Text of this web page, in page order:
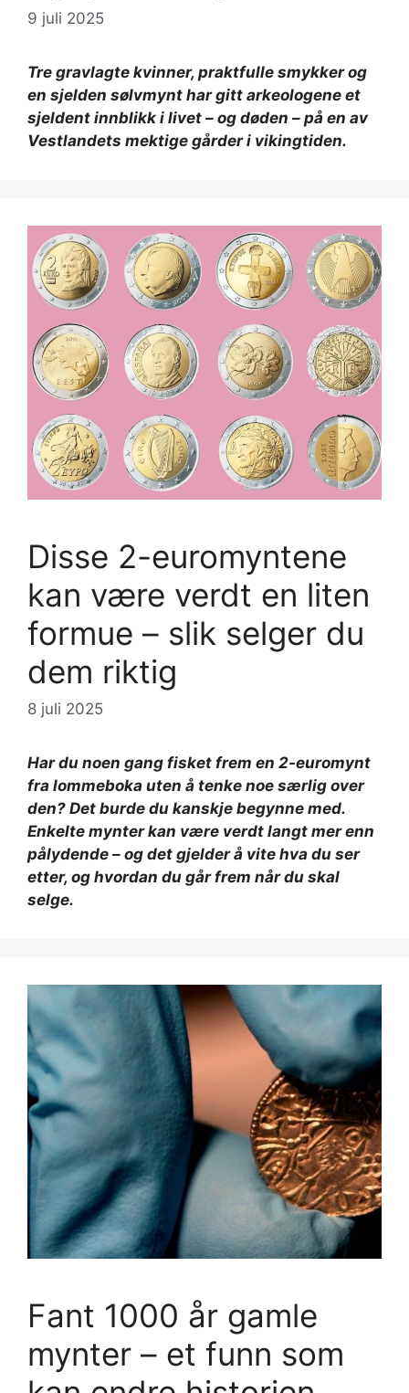
9 juli 2025
Tre gravlagte kvinner, praktfulle smykker og
en sjelden sølvmynt har gitt arkeologene et
sjeldent innblikk i livet – og døden – på en av
Vestlandets mektige gårder i vikingtiden.
Disse 2-euromyntene
kan være verdt en liten
formue – slik selger du
dem riktig
8 juli 2025
Har du noen gang fisket frem en 2-euromynt
fra lommeboka uten å tenke noe særlig over
den? Det burde du kanskje begynne med.
Enkelte mynter kan være verdt langt mer enn
pålydende – og det gjelder å vite hva du ser
etter, og hvordan du går frem når du skal
selge.
Fant 1000 år gamle
mynter – et funn som